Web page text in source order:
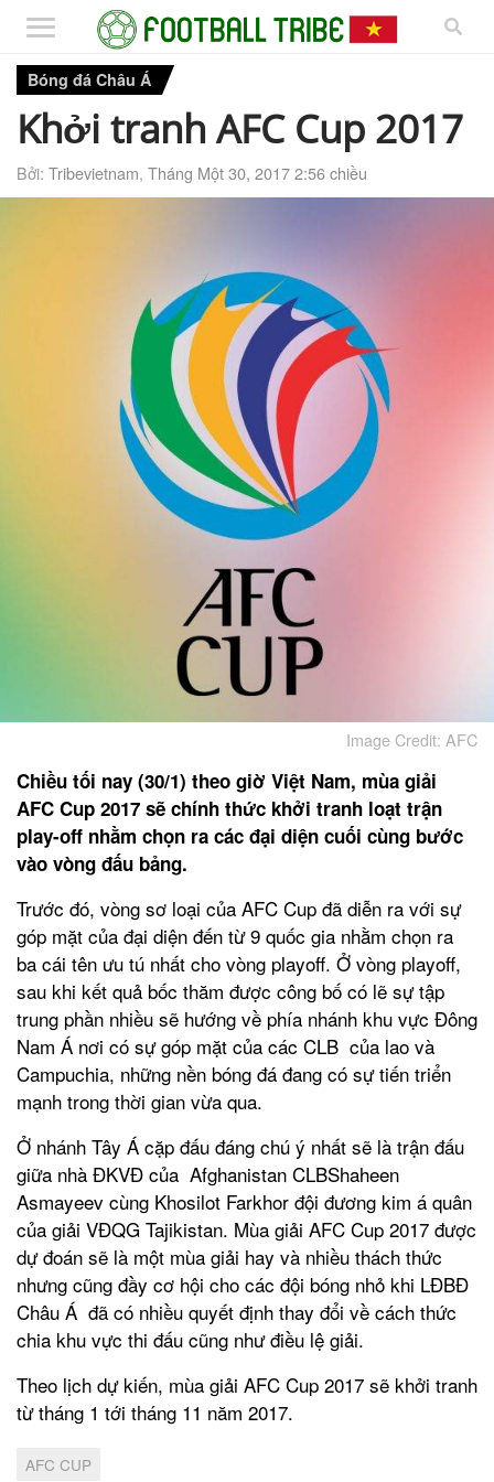
Bóng đá Châu Á
Khởi tranh AFC Cup 2017
Bởi: Tribevietnam, Tháng Một 30, 2017 2:56 chiều
Image Credit: AFC
Chiều tối nay (30/1) theo giờ Việt Nam, mùa giải
AFC Cup 2017 sẽ chính thức khởi tranh loạt trận
play-off nhằm chọn ra các đại diện cuối cùng bước
vào vòng đấu bảng.
Trước đó, vòng sơ loại của AFC Cup đã diễn ra với sự
góp mặt của đại diện đến từ 9 quốc gia nhằm chọn ra
ba cái tên ưu tú nhất cho vòng playoff. Ở vòng playoff,
sau khi kết quả bốc thăm được công bố có lẽ sự tập
trung phần nhiều sẽ hướng về phía nhánh khu vực Đông
Nam Á nơi có sự góp mặt của các CLB của lao và
Campuchia, những nền bóng đá đang có sự tiến triển
mạnh trong thời gian vừa qua.
Ở nhánh Tây Á cặp đấu đáng chú ý nhất sẽ là trận đấu
giữa nhà ĐKVĐ của Afghanistan CLBShaheen
Asmayeev cùng Khosilot Farkhor đội đương kim á quân
của giải VĐQG Tajikistan. Mùa giải AFC Cup 2017 được
dự đoán sẽ là một mùa giải hay và nhiều thách thức
nhưng cũng đầy cơ hội cho các đội bóng nhỏ khi LĐBĐ
Châu Á đã có nhiều quyết định thay đổi về cách thức
chia khu vực thi đấu cũng như điều lệ giải.
Theo lịch dự kiến, mùa giải AFC Cup 2017 sẽ khởi tranh
từ tháng 1 tới tháng 11 năm 2017.
AFC CUP